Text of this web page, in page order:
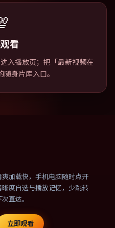
看
入播放页；把「最新视频在
身片库入口。
加载快，手机电脑随时点开
度自选与播放记忆，少跳转
直达。
立即观看